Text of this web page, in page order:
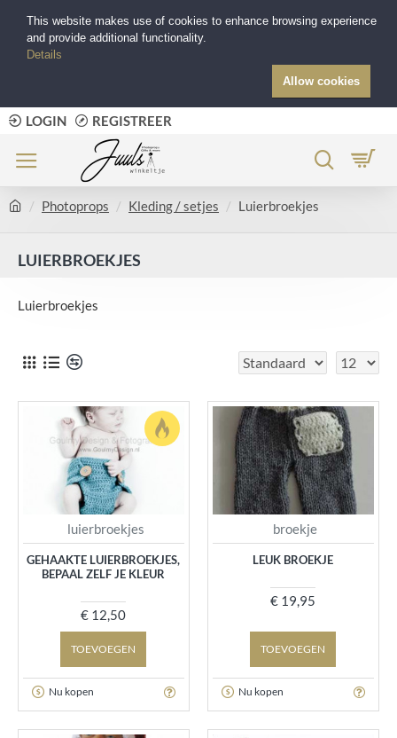
LOGIN REGISTREER
Photoprops Kleding / setjes Luierbroekjes
LUIERBROEKJES
Luierbroekjes
luierbroekjes
GEHAAKTE LUIERBROEKJES,
BEPAAL ZELF JE KLEUR
€ 12,50
TOEVOEGEN
Nu kopen
broekje
LEUK BROEKJE
€ 19,95
TOEVOEGEN
Nu kopen
This website makes use of cookies to enhance browsing experience
and provide additional functionality.
Details
Allow cookies